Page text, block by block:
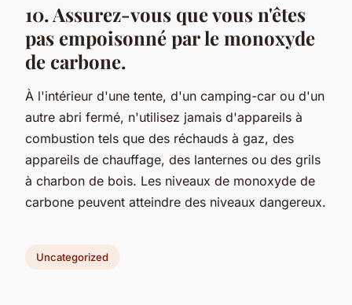
10. Assurez-vous que vous n'êtes
pas empoisonné par le monoxyde
de carbone.
À l'intérieur d'une tente, d'un camping-car ou d'un
autre abri fermé, n'utilisez jamais d'appareils à
combustion tels que des réchauds à gaz, des
appareils de chauffage, des lanternes ou des grils
à charbon de bois. Les niveaux de monoxyde de
carbone peuvent atteindre des niveaux dangereux.
Uncategorized